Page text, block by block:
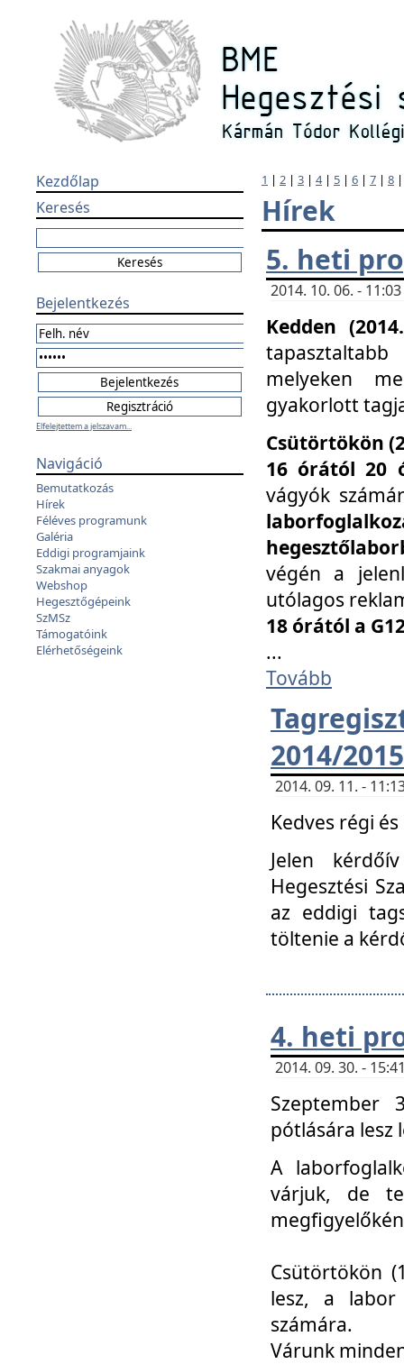
Kezdőlap
Keresés
Bejelentkezés
Elfelejtettem a jelszavam...
Navigáció
Bemutatkozás
Hírek
Féléves programunk
Galéria
Eddigi programjaink
Szakmai anyagok
Webshop
Hegesztőgépeink
SzMSz
Támogatóink
Elérhetőségeink
1 | 2 | 3 | 4| 5 | 6 | 7 | 8
Hírek
5. heti
2014. 10. 06. -
Kedden
melyeken
gyakorlott
Csütörtökön
16 órától 20
vágyók
végén a
utólagos
18 órától a
...
Tovább
2014/
2014. 09. 11. -
Kedves régi
Jelen
Hegesztési
az eddigi
töltenie a
4. heti
2014. 09. 30. -
Szeptember
pótlására lesz
A
várjuk, de
Csütörtökön
lesz, a labor
számára.
Várunk